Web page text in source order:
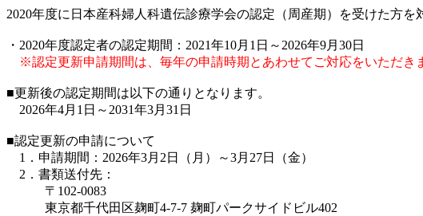
2020年度に日本産科婦人科遺伝診療学会の認定（周産期）を受けた方を
・2020年度認定者の認定期間：2021年10月1日～2026年9月30日
※認定更新申請期間は、毎年の申請時期とあわせてご対応をいただき
■更新後の認定期間は以下の通りとなります。
2026年4月1日～2031年3月31日
■認定更新の申請について
1．申請期間：2026年3月2日（月）～3月27日（金）
2．書類送付先：
〒102-0083
東京都千代田区麹町4-7-7 麹町パークサイドビル402